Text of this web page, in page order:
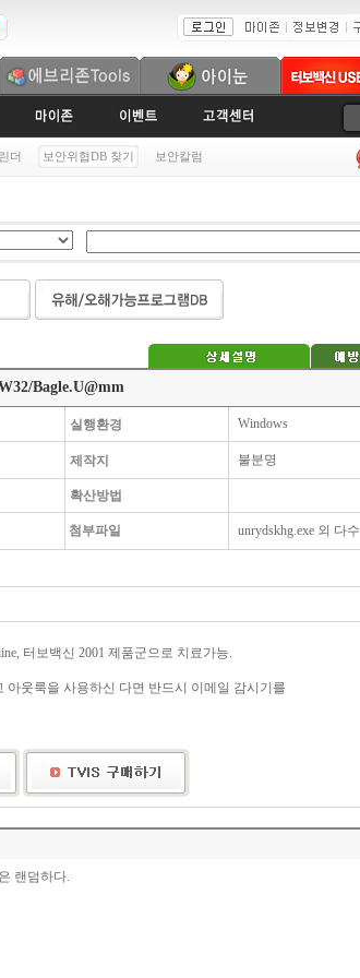
더 보안위협DB 찾기 보안칼럼
Bagle.U@mm
실행환경 Windows
제작지 불분명
확산방법
첨부파일 unrydskhg.exe 외 다수
터보백신 2001 제품군으로 치료가능.
아웃룩을 사용하신 다면 반드시 이메일 감시기를
랜덤하다.